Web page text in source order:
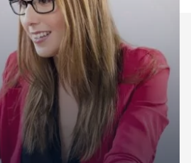
EU ansässiges Unternehmen
Großbritannien, Polen und
auf dem LMS-Markt tätig ist.
viel Erfahrung und